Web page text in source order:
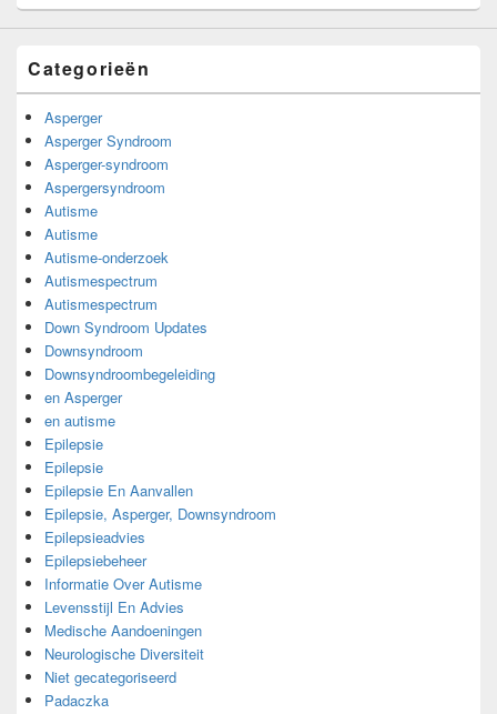
Categorieën
Asperger
Asperger Syndroom
Asperger-syndroom
Aspergersyndroom
Autisme
Autisme
Autisme-onderzoek
Autismespectrum
Autismespectrum
Down Syndroom Updates
Downsyndroom
Downsyndroombegeleiding
en Asperger
en autisme
Epilepsie
Epilepsie
Epilepsie En Aanvallen
Epilepsie, Asperger, Downsyndroom
Epilepsieadvies
Epilepsiebeheer
Informatie Over Autisme
Levensstijl En Advies
Medische Aandoeningen
Neurologische Diversiteit
Niet gecategoriseerd
Padaczka